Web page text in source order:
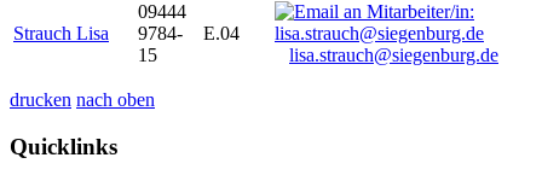
Strauch Lisa
09444
9784-
15
E.04
lisa.strauch@siegenburg.de
drucken nach oben
Quicklinks